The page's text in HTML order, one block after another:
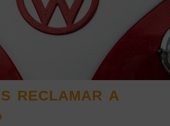
reclamar a